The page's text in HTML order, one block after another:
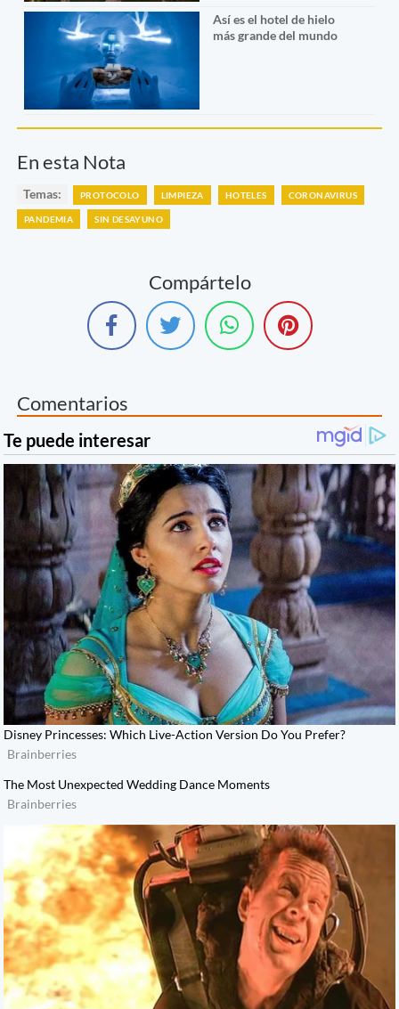
Así es el hotel de hielo
más grande del mundo
En esta Nota
Temas: PROTOCOLO LIMPIEZA HOTELES CORONAVIRUS
PANDEMIA SIN DESAYUNO
Compártelo
Comentarios